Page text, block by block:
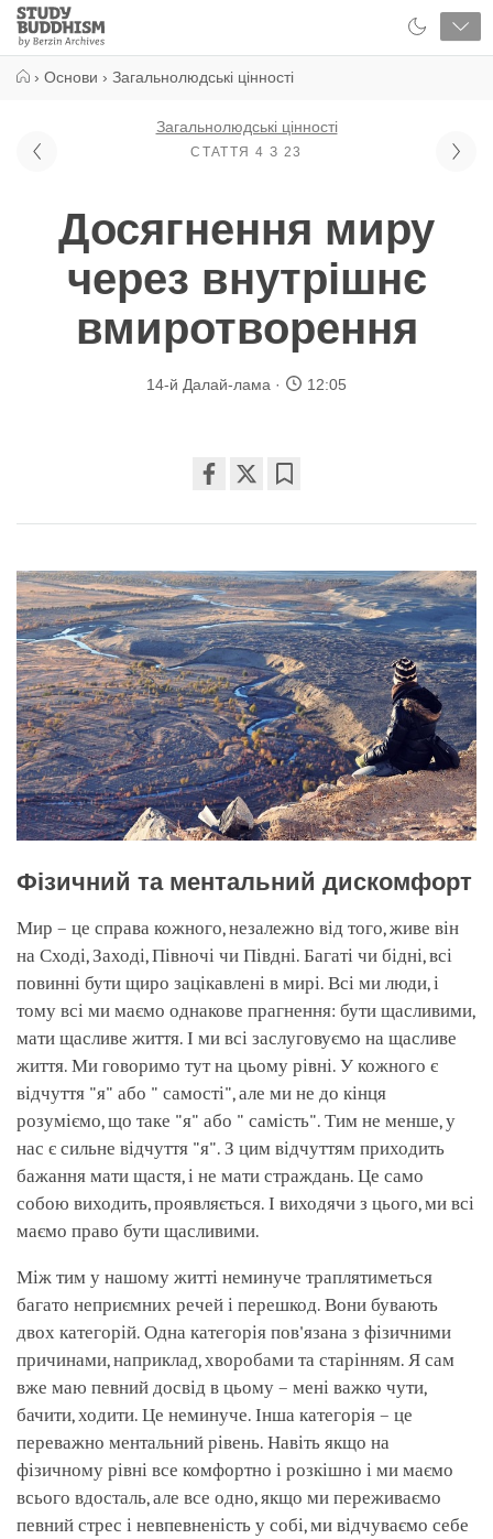
Close
Study
Buddhism
› Основи › Загальнолюдські цінності
Загальнолюдські цінності
СТАТТЯ 4 З 23
Досягнення миру
через внутрішнє
вмиротворення
14-й Далай-лама 12:05
on
Фізичний та ментальний дискомфорт
Мир – це справа кожного, незалежно від того, живе він
на Сході, Заході, Півночі чи Півдні. Багаті чи бідні, всі
повинні бути щиро зацікавлені в мирі. Всі ми люди, і
тому всі ми маємо однакове прагнення: бути щасливими,
мати щасливе життя. І ми всі заслуговуємо на щасливе
життя. Ми говоримо тут на цьому рівні. У кожного є
відчуття "я" або " самості", але ми не до кінця
розуміємо, що таке "я" або " самість". Тим не менше, у
нас є сильне відчуття "я". З цим відчуттям приходить
бажання мати щастя, і не мати страждань. Це само
собою виходить, проявляється. І виходячи з цього, ми всі
маємо право бути щасливими.
Між тим у нашому житті неминуче траплятиметься
багато неприємних речей і перешкод. Вони бувають
двох категорій. Одна категорія пов'язана з фізичними
причинами, наприклад, хворобами та старінням. Я сам
вже маю певний досвід в цьому – мені важко чути,
бачити, ходити. Це неминуче. Інша категорія – це
переважно ментальний рівень. Навіть якщо на
фізичному рівні все комфортно і розкішно і ми маємо
всього вдосталь, але все одно, якщо ми переживаємо
певний стрес і невпевненість у собі, ми відчуваємо себе